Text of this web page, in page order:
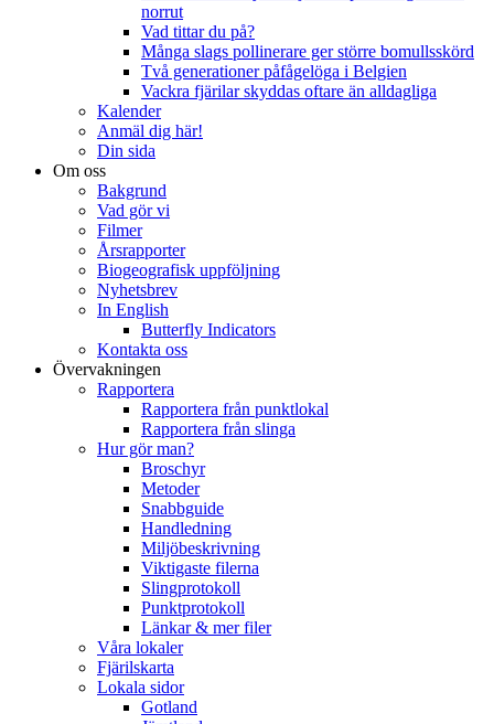
norrut
Vad tittar du på?
Många slags pollinerare ger större bomullsskörd
Två generationer påfågelöga i Belgien
Vackra fjärilar skyddas oftare än alldagliga
Kalender
Anmäl dig här!
Din sida
Om oss
Bakgrund
Vad gör vi
Filmer
Årsrapporter
Biogeografisk uppföljning
Nyhetsbrev
In English
Butterfly Indicators
Kontakta oss
Övervakningen
Rapportera
Rapportera från punktlokal
Rapportera från slinga
Hur gör man?
Broschyr
Metoder
Snabbguide
Handledning
Miljöbeskrivning
Viktigaste filerna
Slingprotokoll
Punktprotokoll
Länkar & mer filer
Våra lokaler
Fjärilskarta
Lokala sidor
Gotland